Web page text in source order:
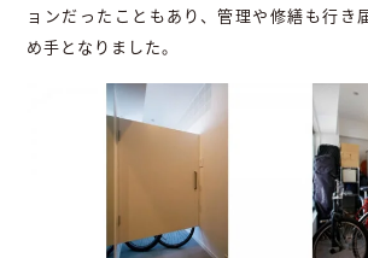
ョンだったこともあり、管理や修繕も行き
め手となりました。